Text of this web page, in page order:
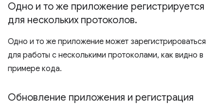
Одно и то же приложение регистрируется
для нескольких протоколов.
Одно и то же приложение может зарегистрироваться
для работы с несколькими протоколами, как видно в
примере кода.
Обновление приложения и регистрация